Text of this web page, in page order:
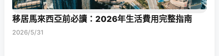
移居馬來西亞前必讀：2026年生活費用完整指南
2026/5/31